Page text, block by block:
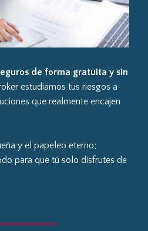
de forma gratuita y sin
estudiamos tus riesgos a
que realmente encajen
y el papeleo eterno;
para que tú solo disfrutes de